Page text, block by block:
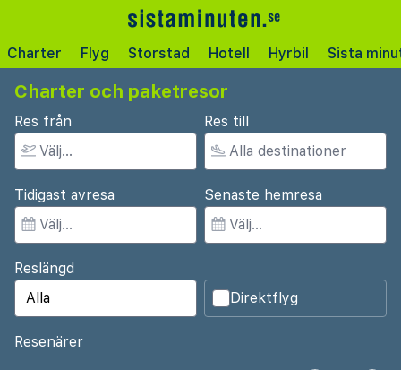
Charter Flyg Storstad Hotell Hyrbil Sista
Charter och paketresor
Res från Res till
Tidigast avresa Senaste hemresa
Reslängd
Direktflyg
Resenärer